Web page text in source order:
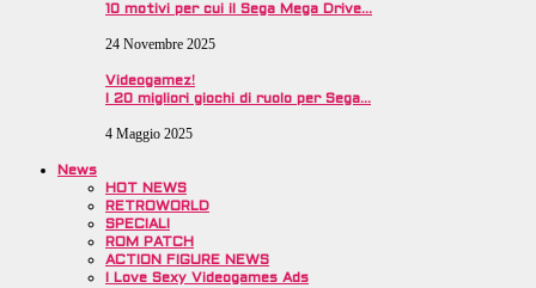
10 motivi per cui il Sega Mega Drive…
24 Novembre 2025
Videogamez!
I 20 migliori giochi di ruolo per Sega…
4 Maggio 2025
News
HOT NEWS
RETROWORLD
SPECIALI
ROM PATCH
ACTION FIGURE NEWS
I Love Sexy Videogames Ads